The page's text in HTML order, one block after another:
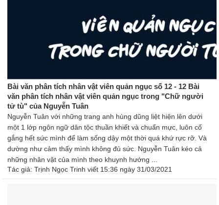
Bài văn phân tích nhân vật viên quản ngục số 12 - 12 Bài
văn phân tích nhân vật viên quản ngục trong "Chữ người
tử tù" của Nguyễn Tuân
Nguyễn Tuân với những trang anh hùng dũng liệt hiện lên dưới
một 1 lớp ngôn ngữ dân tộc thuần khiết và chuẩn mực, luôn cố
gắng hết sức mình để làm sống dậy một thời quá khứ rực rỡ. Và
dường như cảm thấy mình không đủ sức. Nguyễn Tuân kéo cả
những nhân vật của mình theo khuynh hướng ...
Tác giả: Trịnh Ngọc Trinh viết 15:36 ngày 31/03/2021